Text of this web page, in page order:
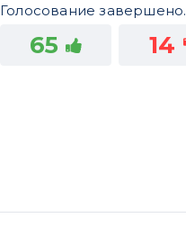
Голосование завершено.
65 14